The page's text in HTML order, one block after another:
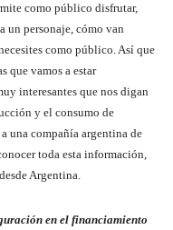
como público disfrutar,
un personaje, cómo van
como público. Así que
que vamos a estar
interesantes que nos digan
y el consumo de
una compañía argentina de
toda esta información,
Argentina.
en el financiamiento